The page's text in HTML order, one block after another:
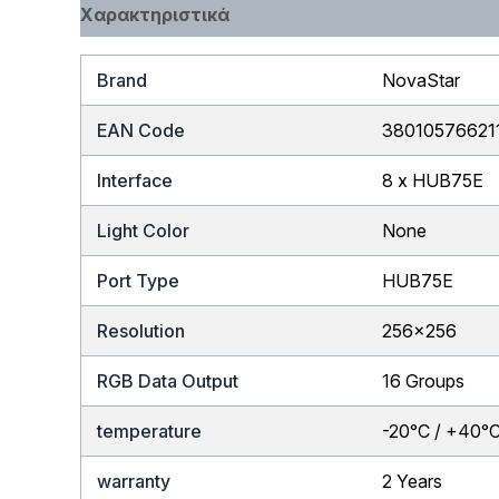
Χαρακτηριστικά
Brand NovaStar
EAN Code
Interface 8 x HUB75E
Light Color None
Port Type HUB75E
Resolution 256×256
RGB Data Output 16 Groups
temperature -20°C /
warranty 2 Years